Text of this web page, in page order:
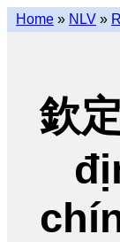
Home » NLV »
欽